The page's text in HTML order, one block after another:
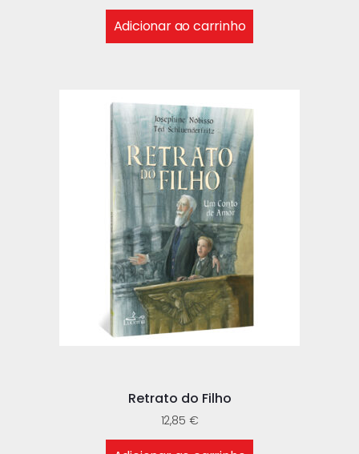
Adicionar ao carrinho
Retrato do Filho
12,85 €